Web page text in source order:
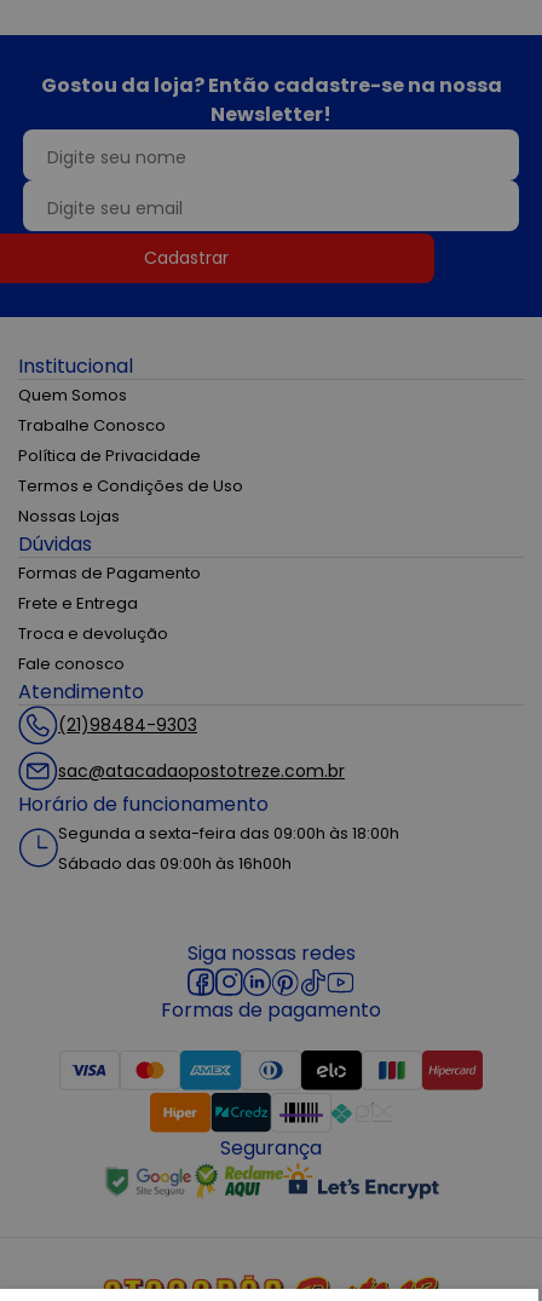
Gostou da loja? Então cadastre-se na nossa
Newsletter!
Cadastrar
Institucional
Quem Somos
Trabalhe Conosco
Política de Privacidade
Termos e Condições de Uso
Nossas Lojas
Dúvidas
Formas de Pagamento
Frete e Entrega
Troca e devolução
Fale conosco
Atendimento
(21)98484-9303
sac@atacadaopostotreze.com.br
Horário de funcionamento
Segunda a sexta-feira das 09:00h às 18:00h
Sábado das 09:00h às 16h00h
Siga nossas redes
Formas de pagamento
Segurança